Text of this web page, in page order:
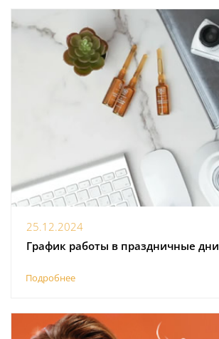
25.12.2024
График работы в праздничные дни
Подробнее